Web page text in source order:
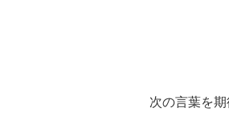
次の言葉を期